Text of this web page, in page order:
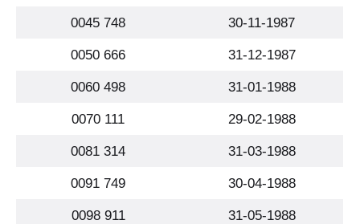
0045 748 30-11-1987
0050 666 31-12-1987
0060 498 31-01-1988
0070 111 29-02-1988
0081 314 31-03-1988
0091 749 30-04-1988
0098 911 31-05-1988